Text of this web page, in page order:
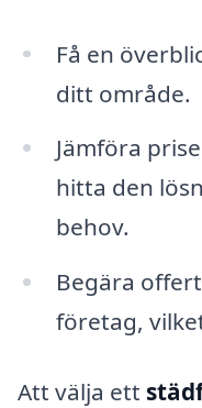
Få en
ditt område.
Jämföra
hitta den
behov.
Begära
företag,
Att välja ett